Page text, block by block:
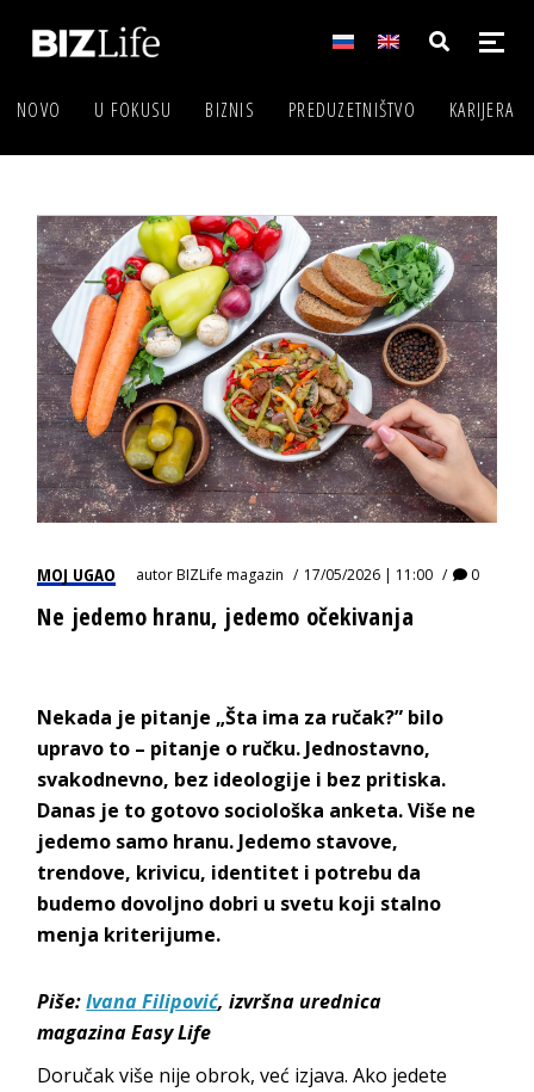
NOVO U FOKUSU BIZNIS PREDUZETNIŠTVO KARIJERA
MOJ UGAO autorBIZLife magazin 17/05/2026 | 11:00 0
Ne jedemo hranu, jedemo očekivanja
Nekada je pitanje „Šta ima za ručak?” bilo
upravo to – pitanje o ručku. Jednostavno,
svakodnevno, bez ideologije i bez pritiska.
Danas je to gotovo sociološka anketa. Više ne
jedemo samo hranu. Jedemo stavove,
trendove, krivicu, identitet i potrebu da
budemo dovoljno dobri u svetu koji stalno
menja kriterijume.
Piše:IvanaFilipović,izvršna urednica
magazinaEasy Life
Doručak više nije obrok, već izjava. Ako jedete